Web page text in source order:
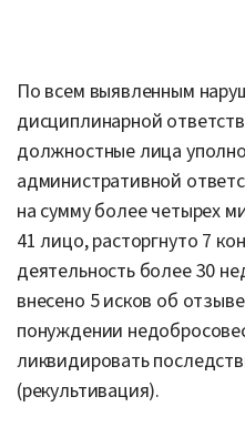
По всем выявленным
дисциплинарной
должностные лица
административной
на сумму более четырех
41 лицо, расторгнуто 7
деятельность более 30
внесено 5 исков об
понуждении
ликвидировать
(рекультивация).